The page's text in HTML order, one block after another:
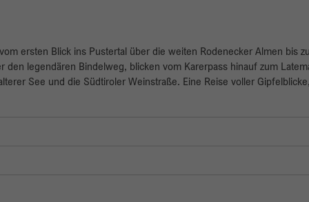
ersten Blick ins Pustertal über die weiten Rodenecker Almen bis
legendären Bindelweg, blicken vom Karerpass hinauf zum
See und die Südtiroler Weinstraße. Eine Reise voller
Zweck
nutzen, und hilft bei der Erstellung eines
Analyseberichts über den Zustand der Website. Die
gesammelten Daten, einschließlich der Anzahl der